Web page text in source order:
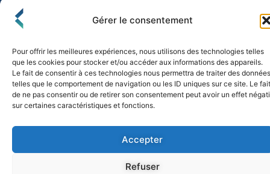
Gérer le consentement
Pour offrir les meilleures expériences, nous utilisons des technologies telles
que les cookies pour stocker et/ou accéder aux informations des appareils.
Le fait de consentir à ces technologies nous permettra de traiter des données
telles que le comportement de navigation ou les ID uniques sur ce site. Le fait
de ne pas consentir ou de retirer son consentement peut avoir un effet
sur certaines caractéristiques et fonctions.
Accepter
Refuser
Politique de Confidentialité et de CookiesExpédition et Livraison
© 2026 FLO & CO. All Rights Reserved